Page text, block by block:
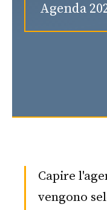
Agenda
Capire
vengono